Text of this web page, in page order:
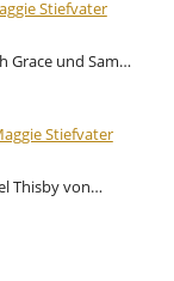
Stiefvater
Grace und Sam…
Stiefvater
Thisby von…